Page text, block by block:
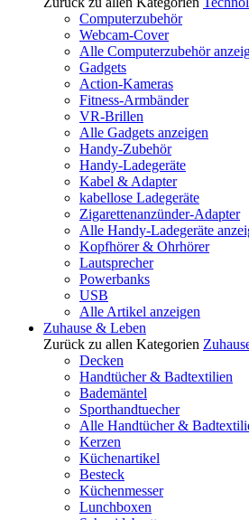
Computerzubehör
Webcam-Cover
Alle Computerzubehör
Gadgets
Action-Kameras
Fitness-Armbänder
VR-Brillen
Alle Gadgets anzeigen
Handy-Zubehör
Handy-Ladegeräte
Kabel & Adapter
kabellose Ladegeräte
Zigarettenanzünder-Adapter
Alle Handy-Ladegeräte
Kopfhörer & Ohrhörer
Lautsprecher
Powerbanks
USB
Alle Artikel anzeigen
Zuhause & Leben
Zurück zu allen Kategorien
Decken
Handtücher & Badtextilien
Bademäntel
Sporthandtuecher
Alle Handtücher &
Kerzen
Küchenartikel
Besteck
Küchenmesser
Lunchboxen